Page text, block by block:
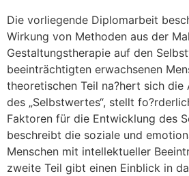
Die vorliegende Diplomarbeit
Wirkung von Methoden aus der
Gestaltungstherapie auf den
beeinträchtigten erwachsenen
theoretischen Teil na?hert sich
des „Selbstwertes“, stellt
Faktoren für die Entwicklung des
beschreibt die soziale und
Menschen mit intellektueller
zweite Teil gibt einen Einblick in